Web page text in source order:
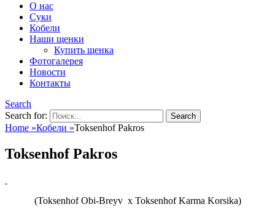
О нас
Суки
Кобели
Наши щенки
Купить щенка
Фотогалерея
Новости
Контакты
Search
Search for:
Home »Кобели »Toksenhof Pakros
Toksenhof Pakros
(Toksenhof Obi-Breyv х Toksenhof Karma Korsika)